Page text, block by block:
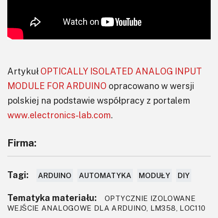
Artykuł OPTICALLY ISOLATED ANALOG INPUT
MODULE FOR ARDUINO opracowano w wersji
polskiej na podstawie współpracy z portalem
www.electronics-lab.com.
Firma:
Tagi: ARDUINO AUTOMATYKA MODUŁY DIY
Tematyka materiału:
OPTYCZNIE IZOLOWANE
WEJŚCIE ANALOGOWE DLA ARDUINO, LM358, LOC110